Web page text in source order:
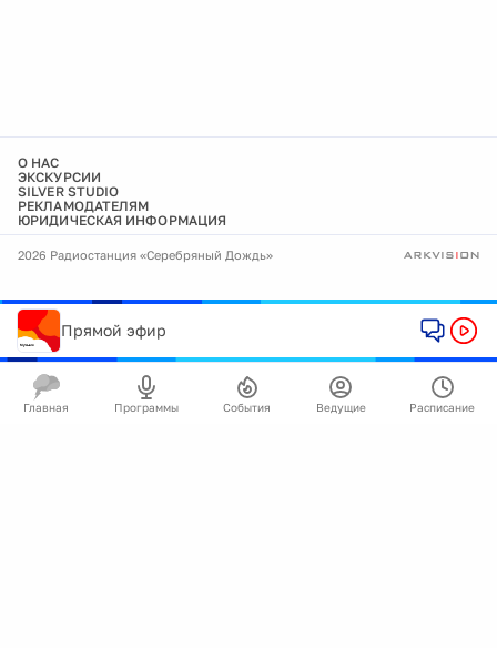
О НАС
ЭКСКУРСИИ
SILVER STUDIO
РЕКЛАМОДАТЕЛЯМ
ЮРИДИЧЕСКАЯ ИНФОРМАЦИЯ
2026 Радиостанция «Серебряный Дождь»
Прямой эфир
Главная Программы События Ведущие Расписание